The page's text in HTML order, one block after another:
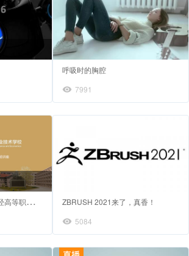
呼吸时的胸腔
7991
2
020年9月7日 南京财经高等职业技术学校 行业介绍及职业规划宣讲
ZBRUSH 2021来了，真香！
5084